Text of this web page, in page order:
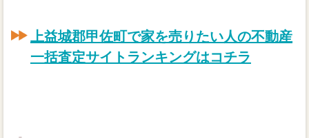
上益城郡甲佐町で家を売りたい人の不動産
一括査定サイトランキングはコチラ